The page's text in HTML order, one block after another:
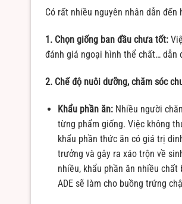
Có rất nhiều nguyên nhân dẫn
1. Chọn giống ban đầu chưa tốt:
đánh giá ngoại hình thể chất… dẫn
2. Chế độ nuôi dưỡng, chăm sóc
Khẩu phần ăn:Nhiều người
từng phẩm giống. Việc không
khẩu phần thức ăn có giá trị
trưởng và gây ra xáo trộn về
nhiều, khẩu phần ăn nhiều
ADE sẽ làm cho buồng trứng